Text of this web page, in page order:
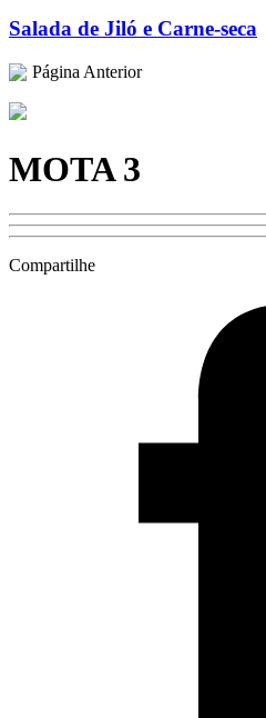
Salada de Jiló e Carne-seca
Página Anterior
MOTA 3
Compartilhe